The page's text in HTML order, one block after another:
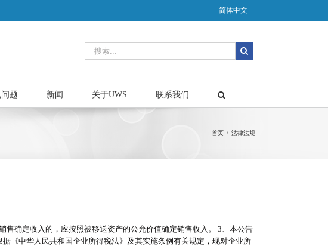
简体中文
题 新闻 关于UWS 联系我们
首页 / 法律法规
确定收入的，应按照被移送资产的公允价值确定销售收入。 3、本公告
《中华人民共和国企业所得税法》及其实施条例有关规定，现对企业所